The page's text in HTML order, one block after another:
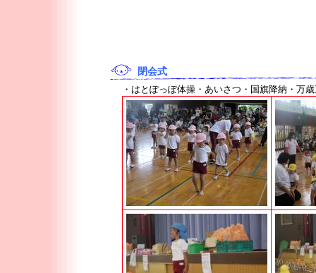
閉会式
・はとぽっぽ体操・あいさつ・国旗降納・万